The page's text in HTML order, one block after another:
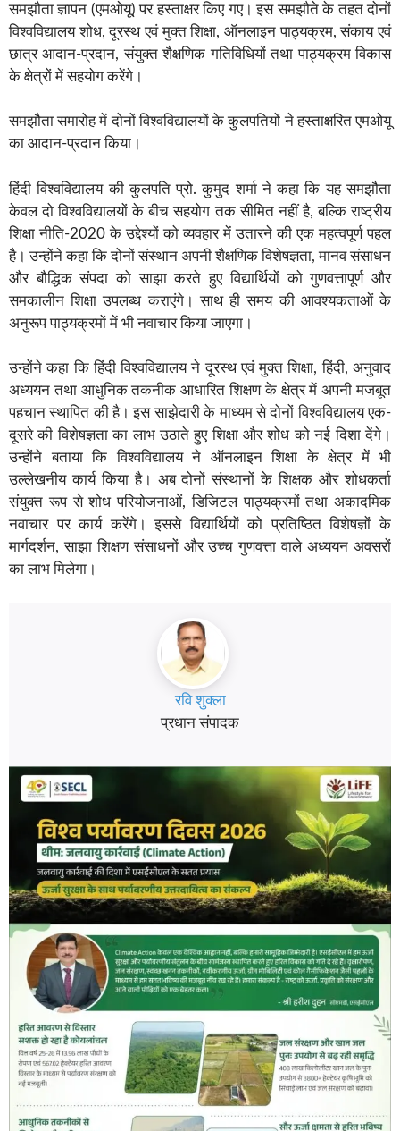
समझौता ज्ञापन (एमओयू) पर हस्ताक्षर किए गए। इस समझौते के तहत दोनों
विश्वविद्यालय शोध, दूरस्थ एवं मुक्त शिक्षा, ऑनलाइन पाठ्यक्रम, संकाय एवं
छात्र आदान-प्रदान, संयुक्त शैक्षणिक गतिविधियों तथा पाठ्यक्रम विकास
के क्षेत्रों में सहयोग करेंगे।
समझौता समारोह में दोनों विश्वविद्यालयों के कुलपतियों ने हस्ताक्षरित एमओयू
का आदान-प्रदान किया।
हिंदी विश्वविद्यालय की कुलपति प्रो. कुमुद शर्मा ने कहा कि यह समझौता
केवल दो विश्वविद्यालयों के बीच सहयोग तक सीमित नहीं है, बल्कि राष्ट्रीय
शिक्षा नीति-2020 के उद्देश्यों को व्यवहार में उतारने की एक महत्वपूर्ण पहल
है। उन्होंने कहा कि दोनों संस्थान अपनी शैक्षणिक विशेषज्ञता, मानव संसाधन
और बौद्धिक संपदा को साझा करते हुए विद्यार्थियों को गुणवत्तापूर्ण और
समकालीन शिक्षा उपलब्ध कराएंगे। साथ ही समय की आवश्यकताओं के
अनुरूप पाठ्यक्रमों में भी नवाचार किया जाएगा।
उन्होंने कहा कि हिंदी विश्वविद्यालय ने दूरस्थ एवं मुक्त शिक्षा, हिंदी, अनुवाद
अध्ययन तथा आधुनिक तकनीक आधारित शिक्षण के क्षेत्र में अपनी मजबूत
पहचान स्थापित की है। इस साझेदारी के माध्यम से दोनों विश्वविद्यालय एक-
दूसरे की विशेषज्ञता का लाभ उठाते हुए शिक्षा और शोध को नई दिशा देंगे।
उन्होंने बताया कि विश्वविद्यालय ने ऑनलाइन शिक्षा के क्षेत्र में भी
उल्लेखनीय कार्य किया है। अब दोनों संस्थानों के शिक्षक और शोधकर्ता
संयुक्त रूप से शोध परियोजनाओं, डिजिटल पाठ्यक्रमों तथा अकादमिक
नवाचार पर कार्य करेंगे। इससे विद्यार्थियों को प्रतिष्ठित विशेषज्ञों के
मार्गदर्शन, साझा शिक्षण संसाधनों और उच्च गुणवत्ता वाले अध्ययन अवसरों
का लाभ मिलेगा।
रवि शुक्ला
प्रधान संपादक